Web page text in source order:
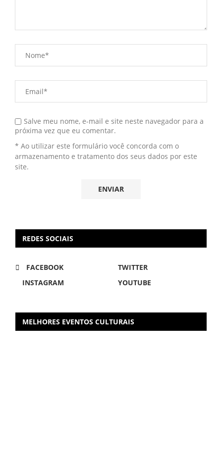
Salve meu nome, e-mail e site neste navegador para a
próxima vez que eu comentar.
* Ao utilizar este formulário você concorda com o
armazenamento e tratamento dos seus dados por este
site.
REDES SOCIAIS
FACEBOOK
TWITTER
INSTAGRAM
YOUTUBE
MELHORES EVENTOS CULTURAIS